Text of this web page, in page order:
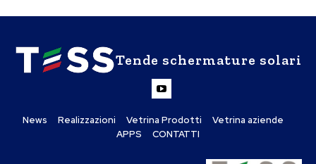
Tende schermature solari
News Realizzazioni Vetrina Prodotti
Vetrina aziende
APPS
CONTATTI